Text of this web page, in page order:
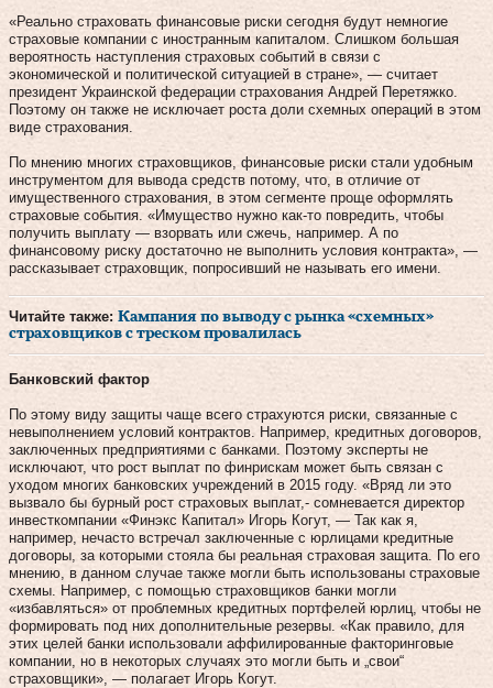
«Реально страховать финансовые риски сегодня будут немногие
страховые компании с иностранным капиталом. Слишком большая
вероятность наступления страховых событий в связи с
экономической и политической ситуацией в стране», — считает
президент Украинской федерации страхования Андрей Перетяжко.
Поэтому он также не исключает роста доли схемных операций в этом
виде страхования.
По мнению многих страховщиков, финансовые риски стали удобным
инструментом для вывода средств потому, что, в отличие от
имущественного страхования, в этом сегменте проще оформлять
страховые события. «Имущество нужно как-то повредить, чтобы
получить выплату — взорвать или сжечь, например. А по
финансовому риску достаточно не выполнить условия контракта», —
рассказывает страховщик, попросивший не называть его имени.
Читайте также: Кампания по выводу с рынка «схемных»
страховщиков с треском провалилась
Банковский фактор
По этому виду защиты чаще всего страхуются риски, связанные с
невыполнением условий контрактов. Например, кредитных договоров,
заключенных предприятиями с банками. Поэтому эксперты не
исключают, что рост выплат по финрискам может быть связан с
уходом многих банковских учреждений в 2015 году. «Вряд ли это
вызвало бы бурный рост страховых выплат,- сомневается директор
инвесткомпании «Финэкс Капитал» Игорь Когут, — Так как я,
например, нечасто встречал заключенные с юрлицами кредитные
договоры, за которыми стояла бы реальная страховая защита. По его
мнению, в данном случае также могли быть использованы страховые
схемы. Например, с помощью страховщиков банки могли
«избавляться» от проблемных кредитных портфелей юрлиц, чтобы не
формировать под них дополнительные резервы. «Как правило, для
этих целей банки использовали аффилированные факторинговые
компании, но в некоторых случаях это могли быть и „свои“
страховщики», — полагает Игорь Когут.